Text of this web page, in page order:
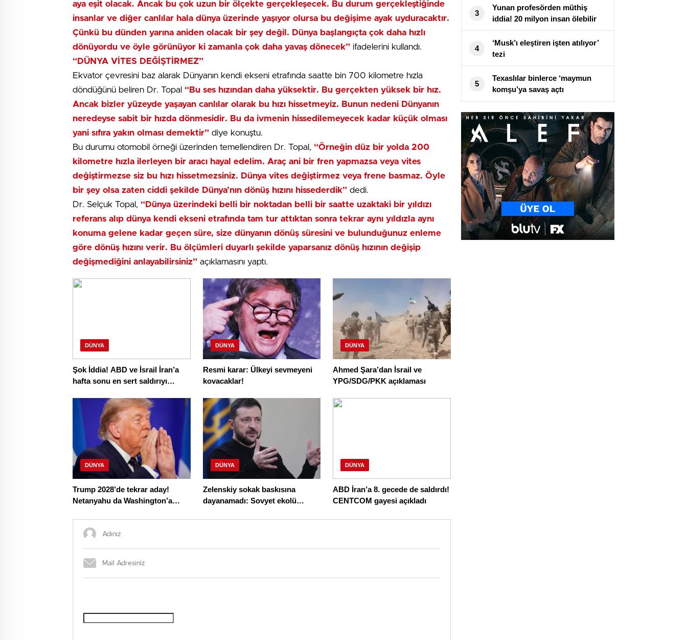
aya eşit olacak. Ancak bu çok uzun bir ölçekte gerçekleşecek. Bu durum gerçekleştiğinde
insanlar ve diğer canlılar hala dünya üzerinde yaşıyor olursa bu değişime ayak uyduracaktır.
Çünkü bu dünden yarına aniden olacak bir şey değil. Dünya başlangıçta çok daha hızlı
dönüyordu ve öyle görünüyor ki zamanla çok daha yavaş dönecek” ifadelerini kullandı.
“DÜNYA VİTES DEĞİŞTİRMEZ”
Ekvator çevresini baz alarak Dünyanın kendi ekseni etrafında saatte bin 700 kilometre hızla
döndüğünü beliren Dr. Topal “Bu ses hızından daha yüksektir. Bu gerçekten yüksek bir hız.
Ancak bizler yüzeyde yaşayan canlılar olarak bu hızı hissetmeyiz. Bunun nedeni Dünyanın
neredeyse sabit bir hızda dönmesidir. Bu da ivmenin hissedilemeyecek kadar küçük olması
yani sıfıra yakın olması demektir” diye konuştu.
Bu durumu otomobil örneği üzerinden temellendiren Dr. Topal, “Örneğin düz bir yolda 200
kilometre hızla ilerleyen bir aracı hayal edelim. Araç ani bir fren yapmazsa veya vites
değiştirmezse siz bu hızı hissetmezsiniz. Dünya vites değiştirmez veya frene basmaz. Öyle
bir şey olsa zaten ciddi şekilde Dünya’nın dönüş hızını hissederdik” dedi.
Dr. Selçuk Topal, “Dünya üzerindeki belli bir noktadan belli bir saatte uzaktaki bir yıldızı
referans alıp dünya kendi ekseni etrafında tam tur attıktan sonra tekrar aynı yıldızla aynı
konuma gelene kadar geçen süre, size dünyanın dönüş süresini ve bulunduğunuz enleme
göre dönüş hızını verir. Bu ölçümleri duyarlı şekilde yaparsanız dönüş hızının değişip
değişmediğini anlayabilirsiniz” açıklamasını yaptı.
DÜNYA
Şok İddia! ABD ve İsrail İran’a
hafta sonu en sert saldırıyı
DÜNYA
Resmi karar: Ülkeyi sevmeyeni
kovacaklar!
DÜNYA
Ahmed Şara’dan İsrail ve
YPG/SDG/PKK açıklaması
DÜNYA
Trump 2028’de tekrar aday!
Netanyahu da Washington’a
DÜNYA
Zelenskiy sokak baskısına
dayanamadı: Sovyet ekolü
DÜNYA
ABD İran’a 8. gecede de saldırdı!
CENTCOM gayesi açıkladı
3
Yunan profesörden müthiş
iddia! 20 milyon insan ölebilir
4
‘Musk’ı eleştiren işten atılıyor’
tezi
5
Texaslılar binlerce ‘maymun
komşu’ya savaş açtı